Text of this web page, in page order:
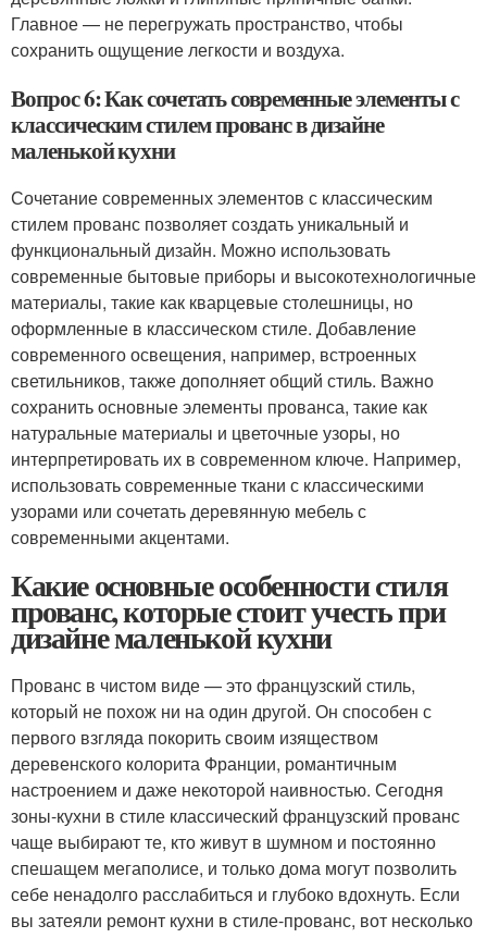
Главное — не перегружать пространство, чтобы
сохранить ощущение легкости и воздуха.
Вопрос 6: Как сочетать современные элементы с
классическим стилем прованс в дизайне
маленькой кухни
Сочетание современных элементов с классическим
стилем прованс позволяет создать уникальный и
функциональный дизайн. Можно использовать
современные бытовые приборы и высокотехнологичные
материалы, такие как кварцевые столешницы, но
оформленные в классическом стиле. Добавление
современного освещения, например, встроенных
светильников, также дополняет общий стиль. Важно
сохранить основные элементы прованса, такие как
натуральные материалы и цветочные узоры, но
интерпретировать их в современном ключе. Например,
использовать современные ткани с классическими
узорами или сочетать деревянную мебель с
современными акцентами.
Какие основные особенности стиля
прованс, которые стоит учесть при
дизайне маленькой кухни
Прованс в чистом виде — это французский стиль,
который не похож ни на один другой. Он способен с
первого взгляда покорить своим изяществом
деревенского колорита Франции, романтичным
настроением и даже некоторой наивностью. Сегодня
зоны-кухни в стиле классический французский прованс
чаще выбирают те, кто живут в шумном и постоянно
спешащем мегаполисе, и только дома могут позволить
себе ненадолго расслабиться и глубоко вдохнуть. Если
вы затеяли ремонт кухни в стиле-прованс, вот несколько